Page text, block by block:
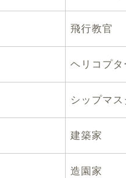
飛行教官
ヘリコプ
シップマ
建築家
造園家